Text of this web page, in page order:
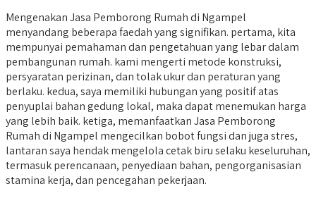
Mengenakan Jasa Pemborong Rumah di Ngampel
menyandang beberapa faedah yang signifikan. pertama, kita
mempunyai pemahaman dan pengetahuan yang lebar dalam
pembangunan rumah. kami mengerti metode konstruksi,
persyaratan perizinan, dan tolak ukur dan peraturan yang
berlaku. kedua, saya memiliki hubungan yang positif atas
penyuplai bahan gedung lokal, maka dapat menemukan harga
yang lebih baik. ketiga, memanfaatkan Jasa Pemborong
Rumah di Ngampel mengecilkan bobot fungsi dan juga stres,
lantaran saya hendak mengelola cetak biru selaku keseluruhan,
termasuk perencanaan, penyediaan bahan, pengorganisasian
stamina kerja, dan pencegahan pekerjaan.